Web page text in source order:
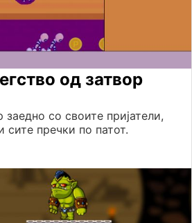
од затвор
заедно со своите пријатели,
сите пречки по патот.